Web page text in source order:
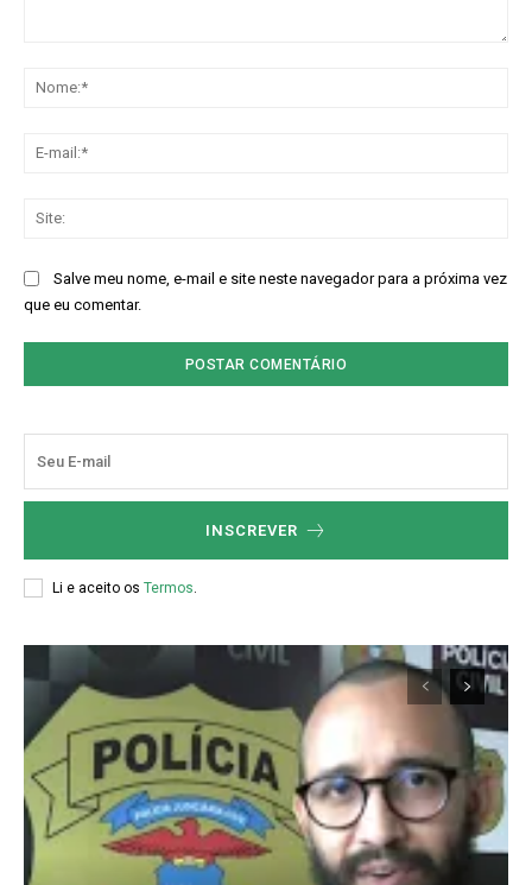
Salve meu nome, e-mail e site neste navegador para a próxima vez
que eu comentar.
INSCREVER
Li e aceito os Termos